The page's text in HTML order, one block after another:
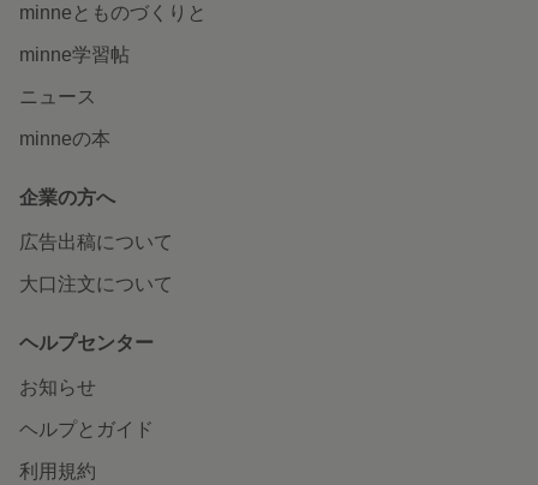
minneとものづくりと
minne学習帖
ニュース
minneの本
企業の方へ
広告出稿について
大口注文について
ヘルプセンター
お知らせ
ヘルプとガイド
利用規約